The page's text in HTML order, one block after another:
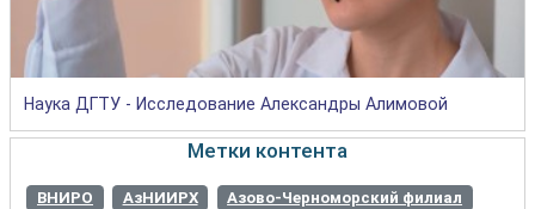
Наука ДГТУ - Исследование Александры Алимовой
Метки контента
ВНИРО АзНИИРХ
Азово-Черноморский филиал